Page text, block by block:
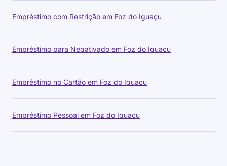
Empréstimo com Restrição em Foz do Iguaçu
Empréstimo para Negativado em Foz do Iguaçu
Empréstimo no Cartão em Foz do Iguaçu
Empréstimo Pessoal em Foz do Iguaçu